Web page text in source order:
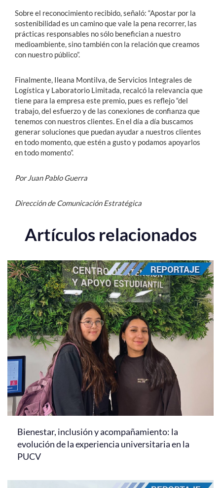
Sobre el reconocimiento recibido, señaló: “Apostar por la
sostenibilidad es un camino que vale la pena recorrer, las
prácticas responsables no sólo benefician a nuestro
medioambiente, sino también con la relación que creamos
con nuestro público”.
Finalmente, Ileana Montilva, de Servicios Integrales de
Logística y Laboratorio Limitada, recalcó la relevancia que
tiene para la empresa este premio, pues es reflejo “del
trabajo, del esfuerzo y de las conexiones de confianza que
tenemos con nuestros clientes. En el día a día buscamos
generar soluciones que puedan ayudar a nuestros clientes
en todo momento, que estén a gusto y podamos apoyarlos
en todo momento”.
Por Juan Pablo Guerra
Dirección de Comunicación Estratégica
Artículos relacionados
Bienestar, inclusión y acompañamiento: la
evolución de la experiencia universitaria en la
PUCV